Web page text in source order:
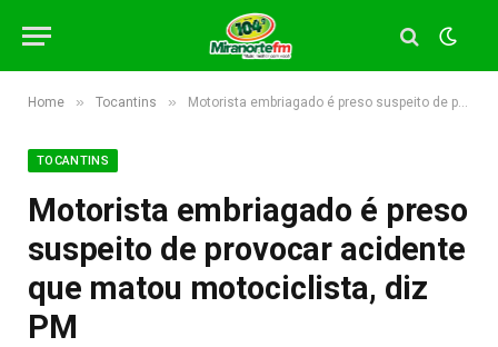
Home » Tocantins » Motorista embriagado é preso suspeito de provocar acidente que matou motociclista, diz PM
TOCANTINS
Motorista embriagado é preso
suspeito de provocar acidente
que matou motociclista, diz
PM